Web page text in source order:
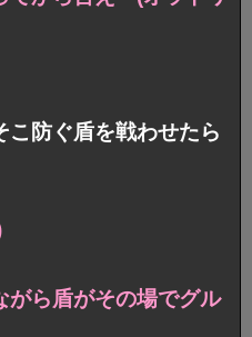
こ防ぐ盾を戦わせたら
がら盾がその場でグル